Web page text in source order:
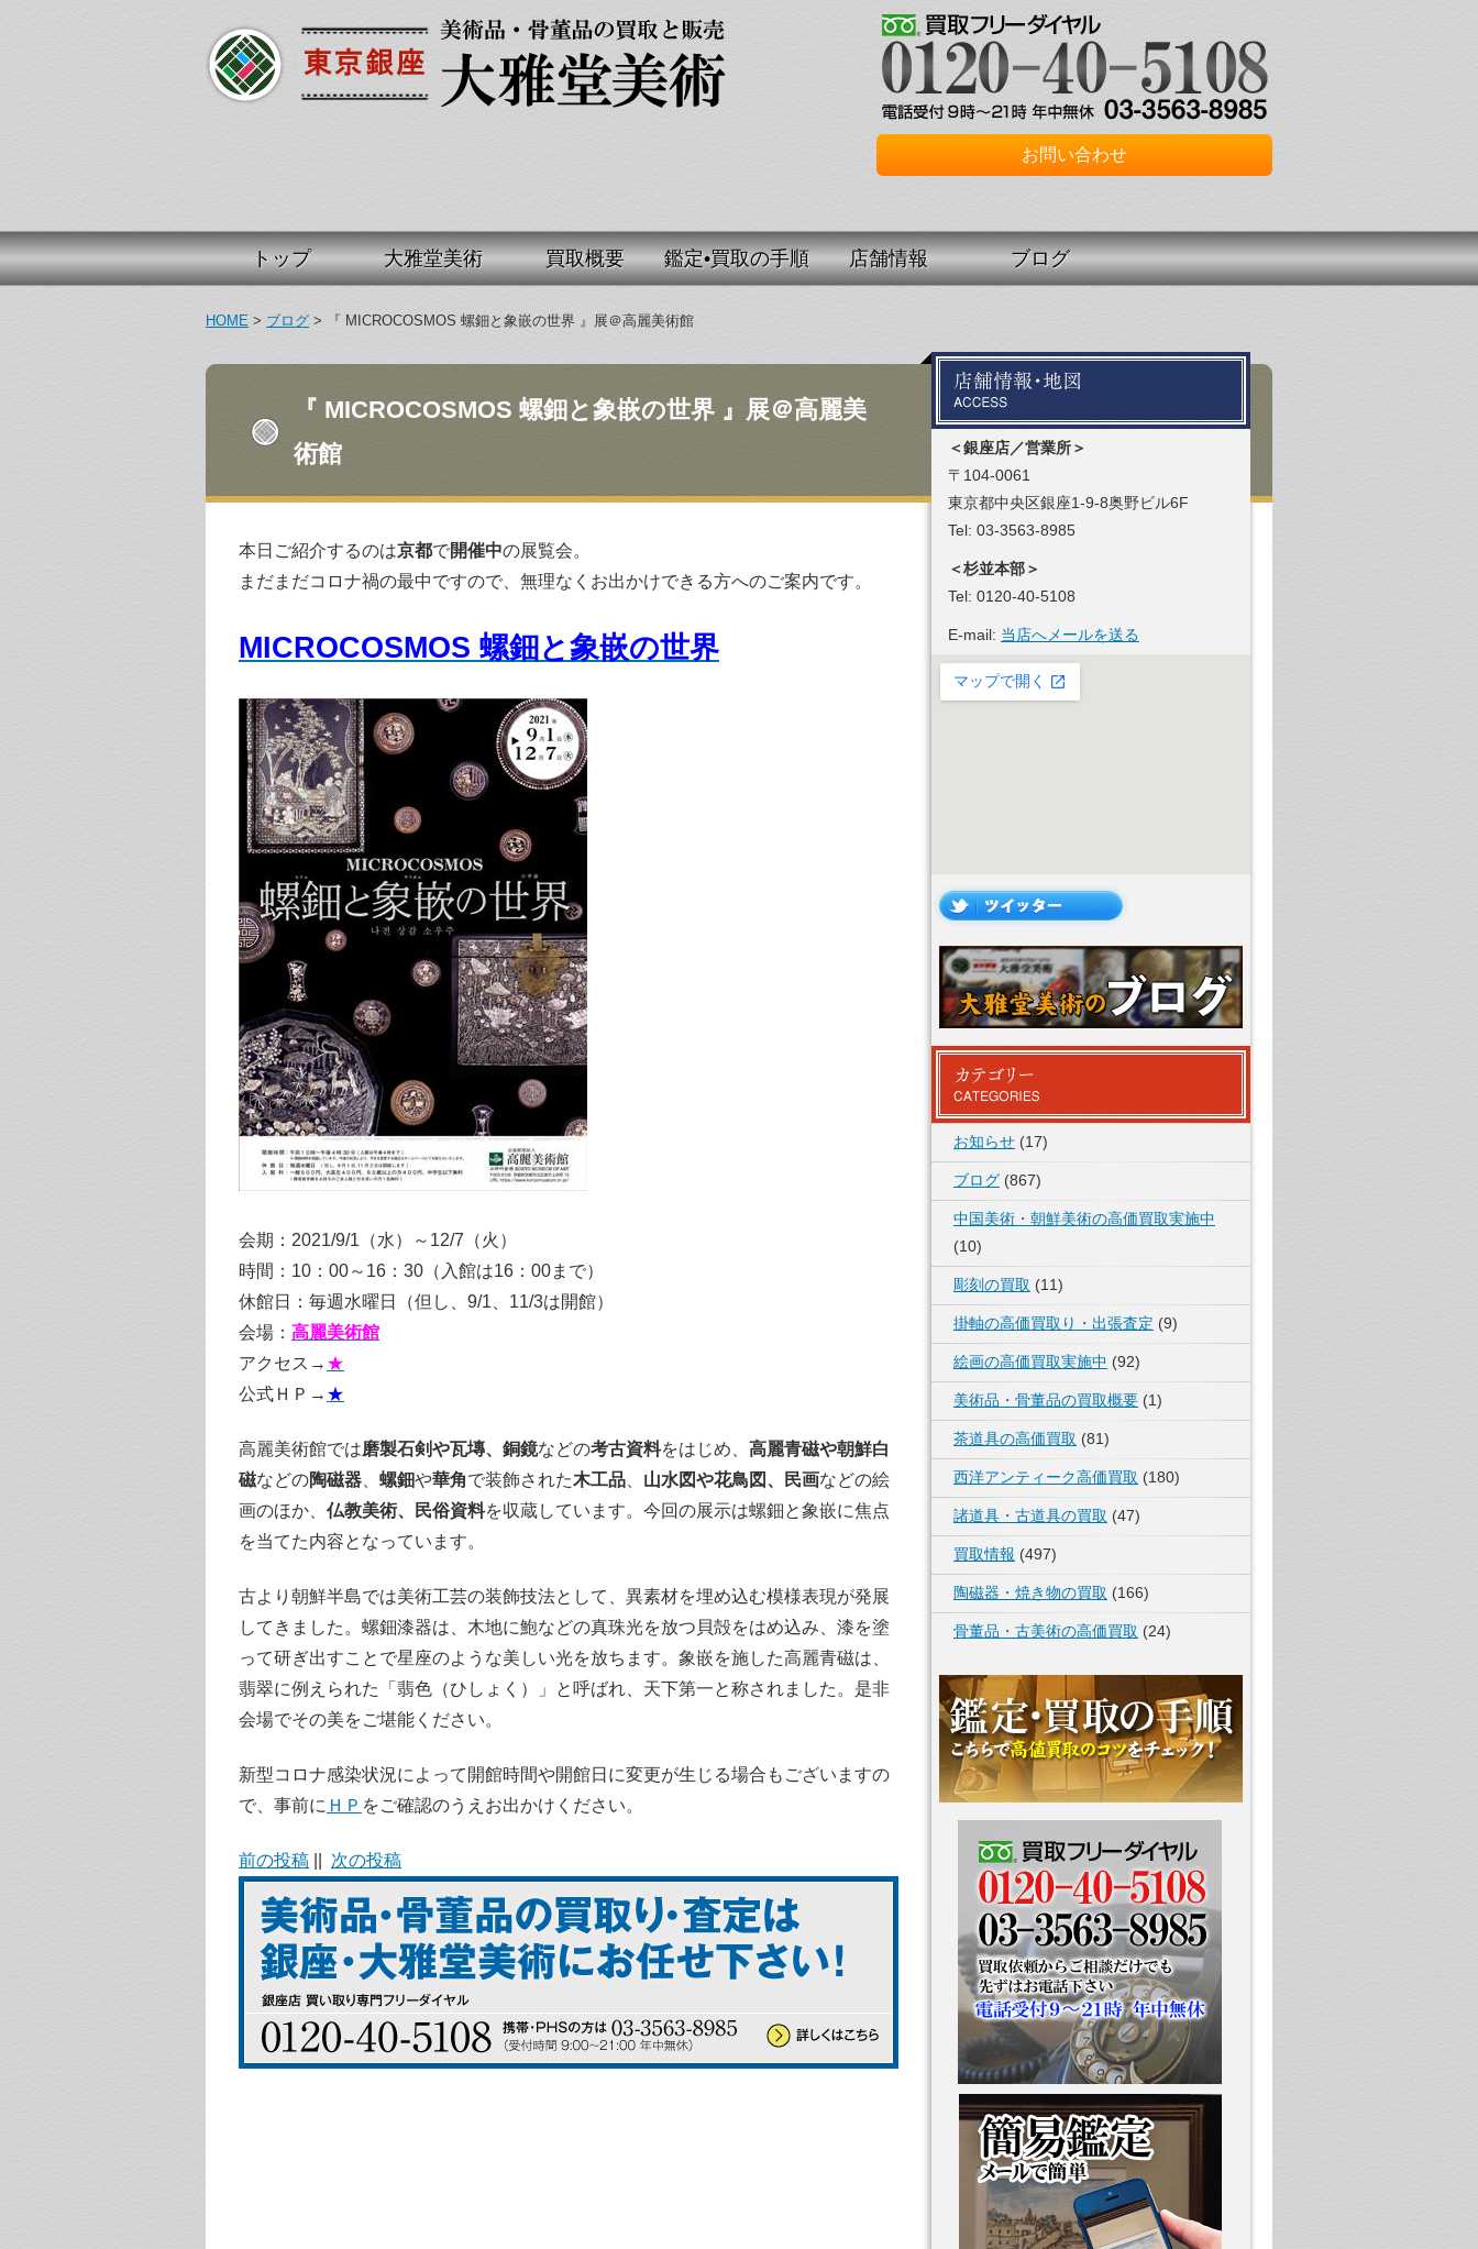
お問い合わせ
トップ 大雅堂美術 買取概要 鑑定•買取の手順 店舗情報 ブログ
HOME > ブログ > 『 MICROCOSMOS 螺鈿と象嵌の世界 』展＠高麗美術館
『 MICROCOSMOS 螺鈿と象嵌の世界 』展＠高麗美
術館
本日ご紹介するのは京都で開催中の展覧会。
まだまだコロナ禍の最中ですので、無理なくお出かけできる方へのご案内です。
MICROCOSMOS 螺鈿と象嵌の世界
会期：2021/9/1（水）～12/7（火）
時間：10：00～16：30（入館は16：00まで）
休館日：毎週水曜日（但し、9/1、11/3は開館）
会場： 高麗美術館
アクセス→ ★
公式ＨＰ→ ★
高麗美術館では磨製石剣や瓦塼、銅鏡などの考古資料をはじめ、 高麗青磁や朝鮮白
磁などの陶磁器 螺鈿や華角で装飾された木工品 山水図や花鳥図、民画などの絵
画のほか、 仏教美術、民俗資料を収蔵しています。今回の展示は螺鈿と象嵌に焦点
を当てた内容となっています。
古より朝鮮半島では美術工芸の装飾技法として、異素材を埋め込む模様表現が発展
してきました。螺鈿漆器は、木地に鮑などの真珠光を放つ貝殻をはめ込み、漆を塗
って研ぎ出すことで星座のような美しい光を放ちます。象嵌を施した高麗青磁は、
翡翠に例えられた「翡色（ひしょく）」と呼ばれ、天下第一と称されました。是非
会場でその美をご堪能ください。
新型コロナ感染状況によって開館時間や開館日に変更が生じる場合もございますの
で、事前に ＨＰ をご確認のうえお出かけください。
前の投稿 次の投稿
＜銀座店／営業所＞
〒104-0061
東京都中央区銀座1-9-8奥野ビル6F
Tel: 03-3563-8985
＜杉並本部＞
Tel: 0120-40-5108
E-mail: 当店へメールを送る
お知らせ (17)
ブログ (867)
中国美術・朝鮮美術の高価買取実施中
(10)
彫刻の買取 (11)
掛軸の高価買取り・出張査定 (9)
絵画の高価買取実施中 (92)
美術品・骨董品の買取概要 (1)
茶道具の高価買取 (81)
西洋アンティーク高価買取 (180)
諸道具・古道具の買取 (47)
買取情報 (497)
陶磁器・焼き物の買取 (166)
骨董品・古美術の高価買取 (24)